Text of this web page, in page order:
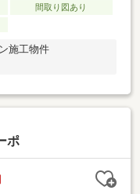
間取り図あり
施工物件
ポ